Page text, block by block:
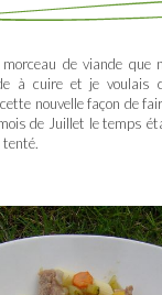
de viande que
à cuire et je voulais
nouvelle façon de
de Juillet le temps
tenté.